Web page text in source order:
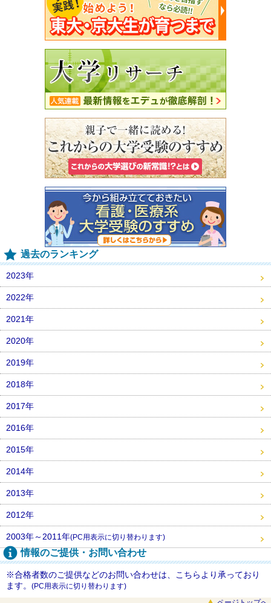
過去のランキング
2023年
2022年
2021年
2020年
2019年
2018年
2017年
2016年
2015年
2014年
2013年
2012年
2003年～2011年(PC用表示に切り替わります)
情報のご提供・お問い合わせ
※合格者数のご提供などのお問い合わせは、こちらより承っており
ます。 (PC用表示に切り替わります)